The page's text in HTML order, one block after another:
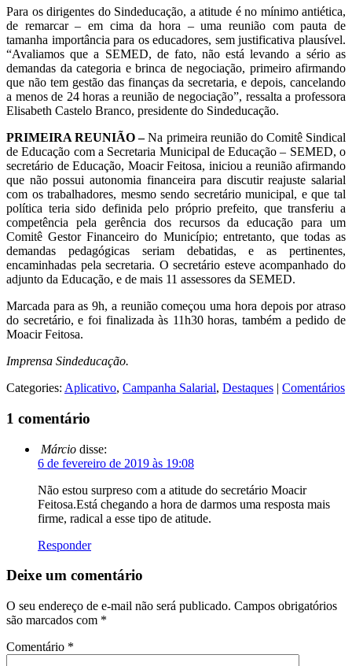
Para os dirigentes do Sindeducação, a atitude é no mínimo antiética,
de remarcar – em cima da hora – uma reunião com pauta de
tamanha importância para os educadores, sem justificativa plausível.
“Avaliamos que a SEMED, de fato, não está levando a sério as
demandas da categoria e brinca de negociação, primeiro afirmando
que não tem gestão das finanças da secretaria, e depois, cancelando
a menos de 24 horas a reunião de negociação”, ressalta a professora
Elisabeth Castelo Branco, presidente do Sindeducação.
PRIMEIRA REUNIÃO –Na primeira reunião do Comitê Sindical
de Educação com a Secretaria Municipal de Educação – SEMED, o
secretário de Educação, Moacir Feitosa, iniciou a reunião afirmando
que não possui autonomia financeira para discutir reajuste salarial
com os trabalhadores, mesmo sendo secretário municipal, e que tal
política teria sido definida pelo próprio prefeito, que transferiu a
competência pela gerência dos recursos da educação para um
Comitê Gestor Financeiro do Município; entretanto, que todas as
demandas pedagógicas seriam debatidas, e as pertinentes,
encaminhadas pela secretaria. O secretário esteve acompanhado do
adjunto da Educação, e de mais 11 assessores da SEMED.
Marcada para as 9h, a reunião começou uma hora depois por atraso
do secretário, e foi finalizada às 11h30 horas, também a pedido de
Moacir Feitosa.
Imprensa Sindeducação.
Categories: Aplicativo, Campanha Salarial, Destaques | Comentários
1 comentário
Márcio disse:
6 de fevereiro de 2019 às 19:08
Não estou surpreso com a atitude do secretário Moacir
Feitosa.Está chegando a hora de darmos uma resposta mais
firme, radical a esse tipo de atitude.
Responder
Deixe um comentário
O seu endereço de e-mail não será publicado. Campos obrigatórios
são marcados com *
Comentário *